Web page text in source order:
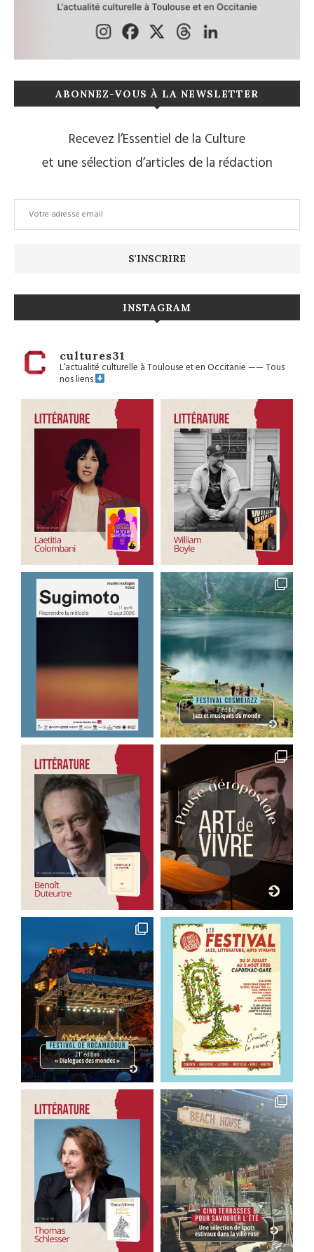
ABONNEZ-VOUS À LA NEWSLETTER
Recevez l’Essentiel de la Culture
et une sélection d’articles de la rédaction
INSTAGRAM
cultures31
L’actualité culturelle à Toulouse et en Occitanie——Tous
nos liens